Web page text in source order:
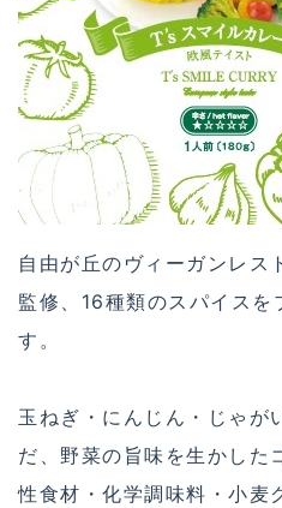
自由が丘のヴィーガンレス
監修、16種類のスパイスを
す。
玉ねぎ・にんじん・じゃが
だ、野菜の旨味を生かした
性食材・化学調味料・小麦